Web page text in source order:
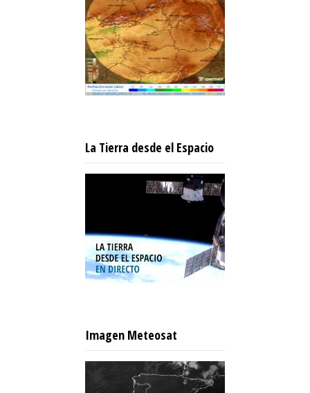
La Tierra desde el Espacio
Imagen Meteosat